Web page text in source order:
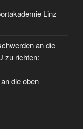
Linz
an die
zu richten:
die oben